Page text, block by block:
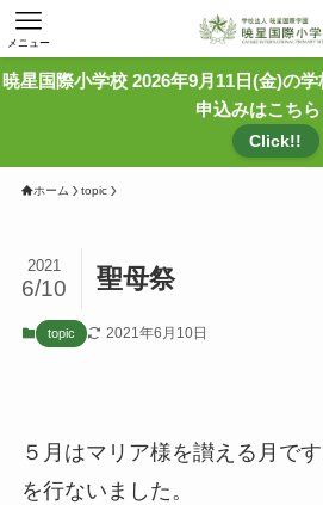
メニュー
暁星国際小学校 2026年9月11日(金)の
申込みはこち
Click!!
ホーム topic
聖母祭
2021
6/10
topic 2021年6月10日
５月はマリア様を讃える月で
を行ないました。